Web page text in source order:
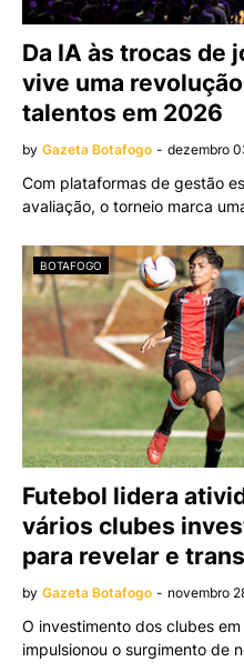
Da IA às trocas de
vive uma
talentos em 2026
by Gazeta Botafogo - dezembro
Com plataformas de gestão
avaliação, o torneio marca
BOTAFOGO
Futebol lidera
vários clubes
para revelar e
by Gazeta Botafogo - novembro
O investimento dos clubes
impulsionou o surgimento de